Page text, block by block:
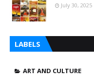
July 30, 2025
LABELS
ART AND CULTURE